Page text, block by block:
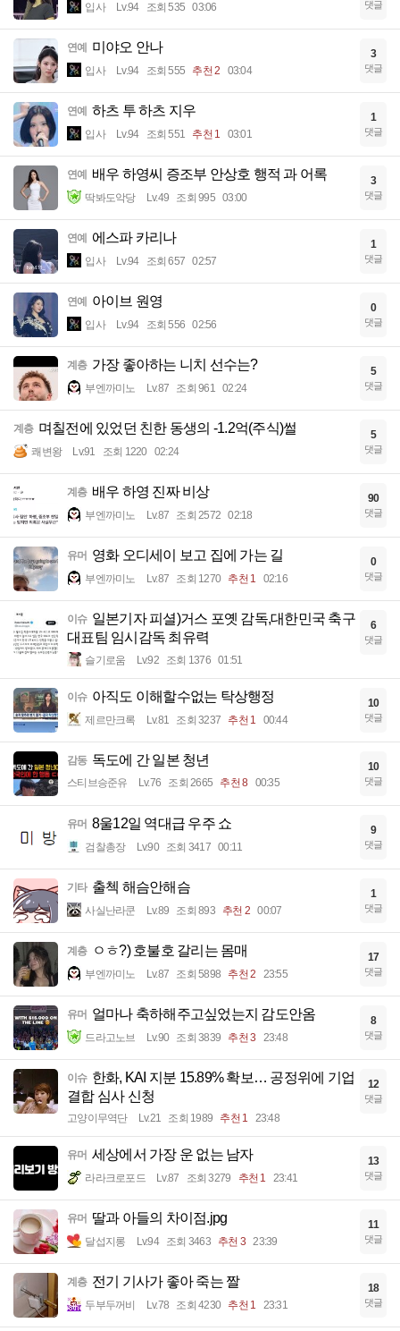
입사 Lv.94 조회 535 03:06 댓글
연예 미야오 안나
입사 Lv.94 조회 555 추천 2 03:04
3
댓글
연예 하츠 투 하츠 지우
입사 Lv.94 조회 551 추천 1 03:01
1
댓글
연예 배우 하영씨 증조부 안상호 행적 과 어록
딱봐도악당 Lv.49 조회 995 03:00
3
댓글
연예 에스파 카리나
입사 Lv.94 조회 657 02:57
1
댓글
연예 아이브 원영
입사 Lv.94 조회 556 02:56
0
댓글
계층 가장 좋아하는 니치 선수는?
부엔까미노 Lv.87 조회 961 02:24
5
댓글
계층 며칠전에 있었던 친한 동생의 -1.2억(주식)썰
쾌변왕 Lv.91 조회 1220 02:24
5
댓글
계층 배우 하영 진짜 비상
부엔까미노 Lv.87 조회 2572 02:18
90
댓글
유머 영화 오디세이 보고 집에 가는 길
부엔까미노 Lv.87 조회 1270 추천 1 02:16
0
댓글
이슈 일본기자 피셜)거스 포옛 감독,대한민국 축구
대표팀 임시감독 최유력
슬기로움 Lv.92 조회 1376 01:51
6
댓글
이슈 아직도 이해할수없는 탁상행정
제르만크록 Lv.81 조회 3237 추천 1 00:44
10
댓글
감동 독도에 간 일본 청년
스티브승준유 Lv.76 조회 2665 추천 8 00:35
10
댓글
유머 8울12일 역대급 우주 쇼
검찰총장 Lv.90 조회 3417 00:11
9
댓글
기타 출첵 해슴안해슴
사실난라쿤 Lv.89 조회 893 추천 2 00:07
1
댓글
계층 ㅇㅎ?) 호불호 갈리는 몸매
부엔까미노 Lv.87 조회 5898 추천 2 23:55
17
댓글
유머 얼마나 축하해주고싶었는지 감도안옴
드라고노브 Lv.90 조회 3839 추천 3 23:48
8
댓글
이슈 한화, KAI 지분 15.89% 확보… 공정위에 기업
결합 심사 신청
고양이무역단 Lv.21 조회 1989 추천 1 23:48
12
댓글
유머 세상에서 가장 운 없는 남자
라라크로포드 Lv.87 조회 3279 추천 1 23:41
13
댓글
유머 딸과 아들의 차이점.jpg
달섭지롱 Lv.94 조회 3463 추천 3 23:39
11
댓글
계층 전기 기사가 좋아 죽는 짤
두부두꺼비 Lv.78 조회 4230 추천 1 23:31
18
댓글